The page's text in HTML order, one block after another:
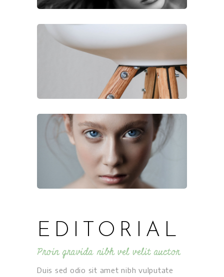
EDITORIAL
Proin gravida nibh vel velit auctor
Duis sed odio sit amet nibh vulputate